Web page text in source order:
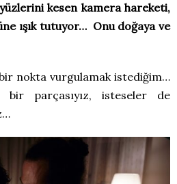
kesen kamera hareketi,
ışık tutuyor… Onu doğaya ve
nokta vurgulamak istediğim…
bir parçasıyız, isteseler de